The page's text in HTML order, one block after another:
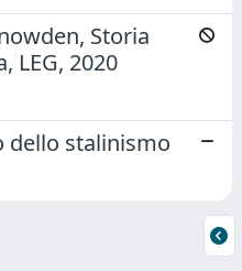
Storia
LEG, 2020
dello stalinismo